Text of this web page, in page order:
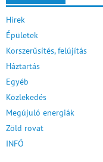
Hírek
Épületek
Korszerűsítés, felújítás
Háztartás
Egyéb
Közlekedés
Megújuló energiák
Zöld rovat
INFÓ